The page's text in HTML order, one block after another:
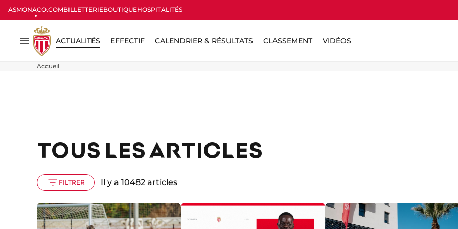
ASMONACO.COMBILLETTERIEBOUTIQUEHOSPITALITÉS
Menu
ACTUALITÉS EFFECTIF CALENDRIER & RÉSULTATS CLASSEMENT VIDÉOS
Accueil
TOUS LES ARTICLES
FILTRER Il y a 10482 articles